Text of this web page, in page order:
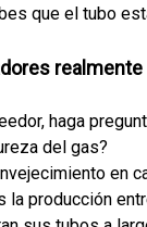
que el tubo
haga
del gas?
en
la producción